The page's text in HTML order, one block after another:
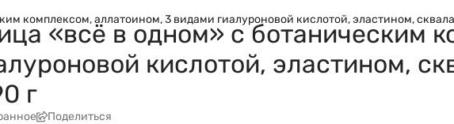
комплексом, аллатоином, 3 видами гиалуроновой кислотой, эластином,
«всё в одном» с ботаническим
кислотой, эластином,
г
Поделиться